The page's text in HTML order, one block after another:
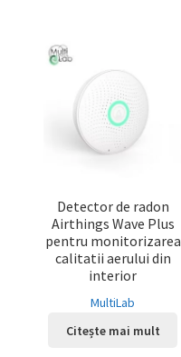
Detector de radon
Airthings Wave Plus
pentru monitorizarea
calitatii aerului din
interior
MultiLab
Citește mai mult